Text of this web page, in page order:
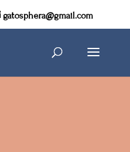
gatosphera@gmail.com